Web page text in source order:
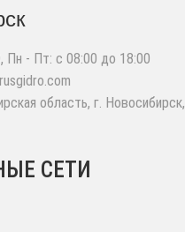
, Пн - Пт: с 08:00 до 18:00
область, г. Новосибирск,
СЕТИ